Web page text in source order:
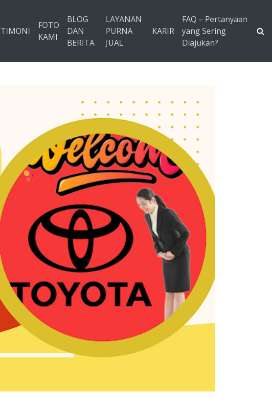
FOTO
KAMI
BLOG
DAN
BERITA
LAYANAN
PURNA
JUAL
KARIR
FAQ – Pertanyaan
yang Sering
Diajukan?